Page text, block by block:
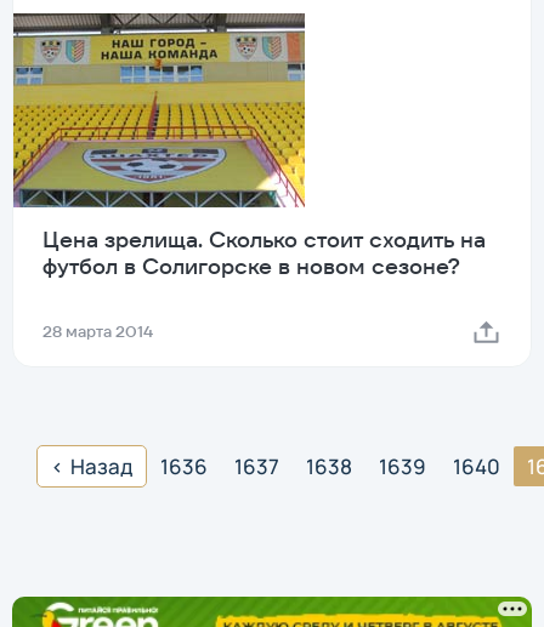
Цена зрелища. Сколько стоит сходить на
футбол в Солигорске в новом сезоне?
28 марта 2014
Назад 1636 1637 1638 1639 1640